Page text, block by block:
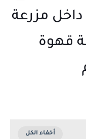
داخل مزرعة
قهوة